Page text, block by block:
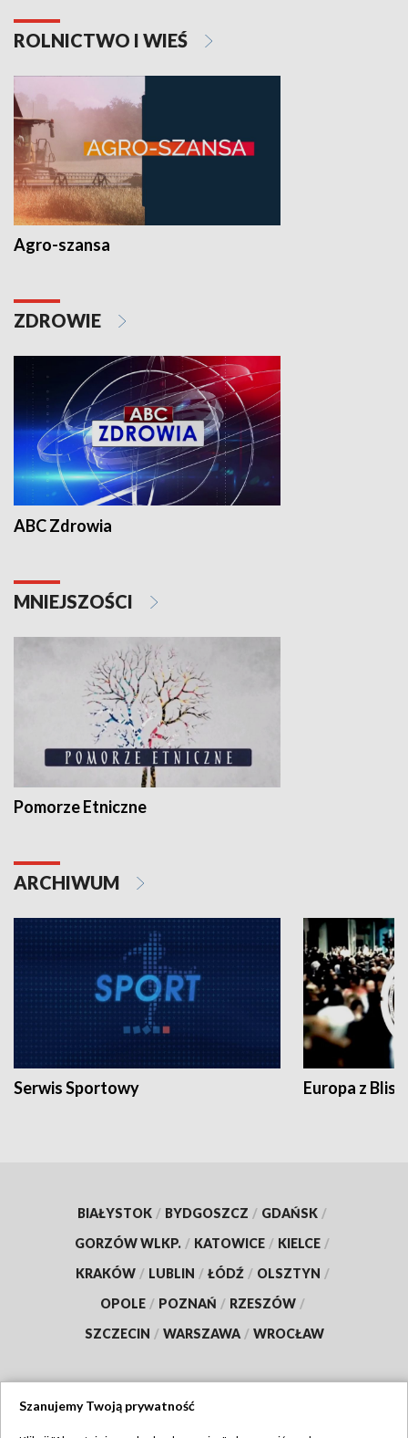
ROLNICTWO I WIEŚ
Agro-szansa
ZDROWIE
ABC Zdrowia
MNIEJSZOŚCI
Pomorze Etniczne
ARCHIWUM
Serwis Sportowy Europa z
BIAŁYSTOK / BYDGOSZCZ / GDAŃSK /
GORZÓW WLKP. / KATOWICE / KIELCE /
KRAKÓW / LUBLIN / ŁÓDŹ / OLSZTYN /
OPOLE / POZNAŃ / RZESZÓW /
SZCZECIN / WARSZAWA / WROCŁAW
Szanujemy Twoją prywatność